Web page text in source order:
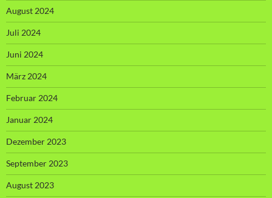
August 2024
Juli 2024
Juni 2024
März 2024
Februar 2024
Januar 2024
Dezember 2023
September 2023
August 2023